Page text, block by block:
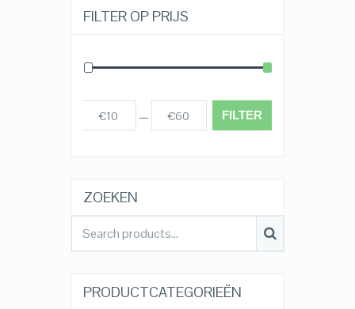
FILTER OP PRIJS
FILTER
€10 — €60
ZOEKEN
PRODUCTCATEGORIEËN